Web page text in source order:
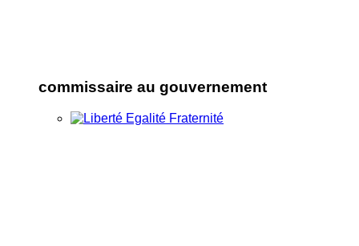
commissaire au gouvernement